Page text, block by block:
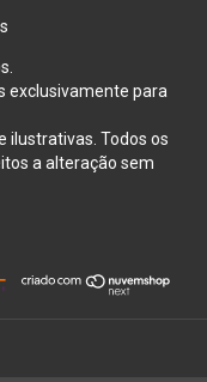
exclusivamente para
ilustrativas. Todos os
a alteração sem